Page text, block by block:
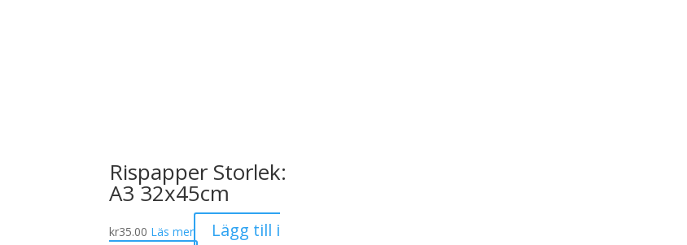
Rispapper Storlek:
A3 32x45cm
kr35.00 Läs mer
Lägg till i